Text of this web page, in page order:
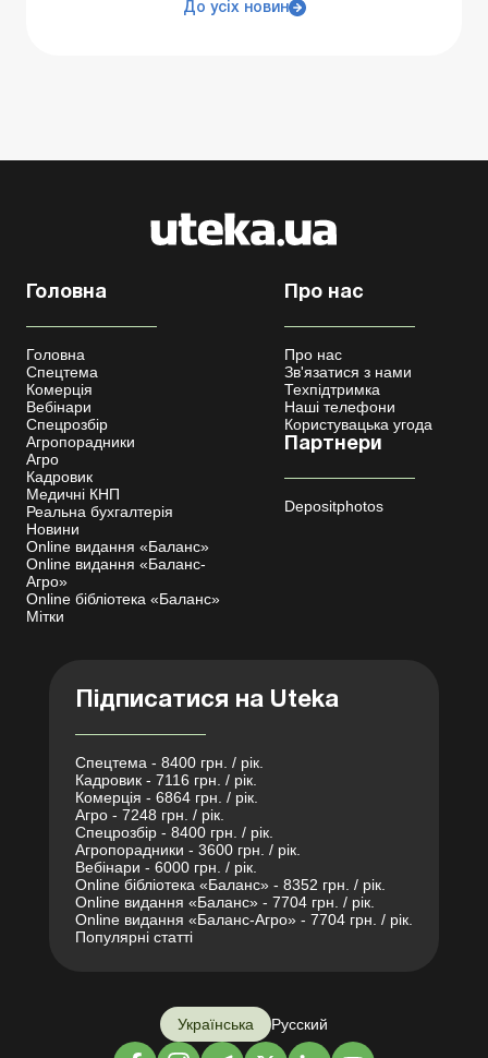
До усіх новин
Головна
Головна
Спецтема
Комерція
Вебінари
Спецрозбір
Агропорадники
Агро
Кадровик
Медичні КНП
Реальна бухгалтерія
Новини
Online видання «Баланс»
Online видання «Баланс-
Агро»
Online бібліотека «Баланс»
Мітки
Про нас
Про нас
Зв'язатися з нами
Техпідтримка
Наші телефони
Користувацька угода
Партнери
Depositphotos
Підписатися на Uteka
Спецтема - 8400 грн. / рік.
Кадровик - 7116 грн. / рік.
Комерція - 6864 грн. / рік.
Агро - 7248 грн. / рік.
Спецрозбір - 8400 грн. / рік.
Агропорадники - 3600 грн. / рік.
Вебінари - 6000 грн. / рік.
Online бібліотека «Баланс» - 8352 грн. / рік.
Online видання «Баланс» - 7704 грн. / рік.
Online видання «Баланс-Агро» - 7704 грн. / рік.
Популярні статті
Українська Русский